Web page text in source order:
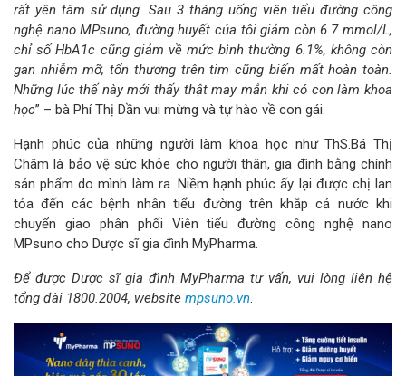
rất yên tâm sử dụng. Sau 3 tháng uống viên tiểu đường công
nghệ nano MPsuno, đường huyết của tôi giảm còn 6.7 mmol/L,
chỉ số HbA1c cũng giảm về mức bình thường 6.1%, không còn
gan nhiễm mỡ, tổn thương trên tim cũng biến mất hoàn toàn.
Những lúc thế này mới thấy thật may mắn khi có con làm khoa
học” – bà Phí Thị Dần vui mừng và tự hào về con gái.
Hạnh phúc của những người làm khoa học như ThS.Bá Thị
Châm là bảo vệ sức khỏe cho người thân, gia đình bằng chính
sản phẩm do mình làm ra. Niềm hạnh phúc ấy lại được chị lan
tỏa đến các bệnh nhân tiểu đường trên khắp cả nước khi
chuyển giao phân phối Viên tiểu đường công nghệ nano
MPsuno cho Dược sĩ gia đình MyPharma.
Để được Dược sĩ gia đình MyPharma tư vấn, vui lòng liên hệ
tổng đài 1800.2004, website mpsuno.vn.